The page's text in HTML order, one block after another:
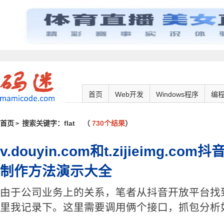
首页 Web开发 Windows程序 编
首页 > 搜索关键字：flat （ 730个结果）
v.douyin.com和t.zijieimg.com抖
制作方法演示大全
由于公司业务上的关系，笔者从抖音开放平台
里我记录下。这里需要调用俩个接口，抓包分